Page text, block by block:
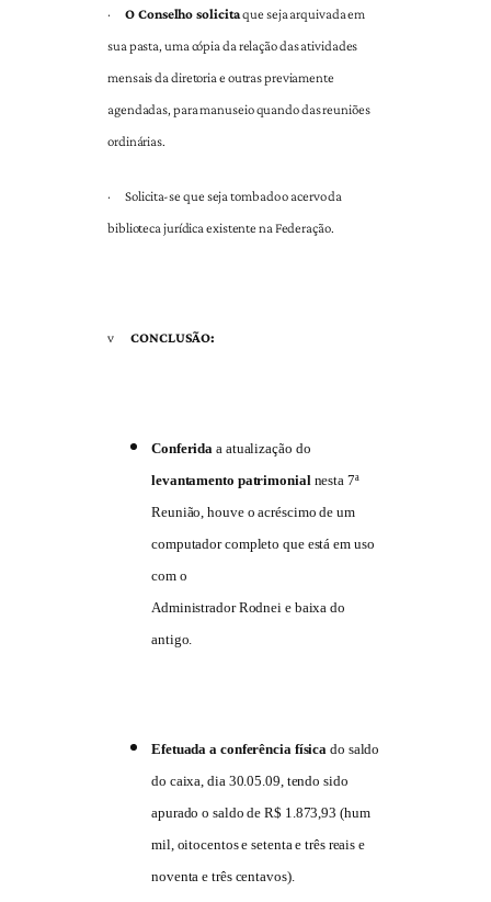
· O Conselho solicitaque seja arquivada em
sua pasta, uma cópia da relação das atividades
mensais da diretoria e outras previamente
agendadas, para manuseio quando das reuniões
ordinárias.
·
Solicita-se que seja tombado o acervo da
biblioteca jurídica existente na Federação.
v CONCLUSÃO:
Conferida a atualização do
levantamento patrimonial nesta 7ª
Reunião, houve o acréscimo de um
computador completo que está em uso
com o
Administrador Rodnei e baixa do
antigo.
Efetuada a conferência física do saldo
do caixa, dia 30.05.09, tendo sido
apurado o saldo de R$ 1.873,93 (hum
mil, oitocentos e setenta e três reais e
noventa e três centavos).